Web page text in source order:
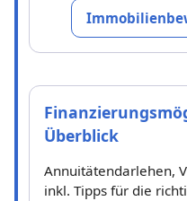
Überblick
Annuitätendarlehen,
inkl. Tipps für die